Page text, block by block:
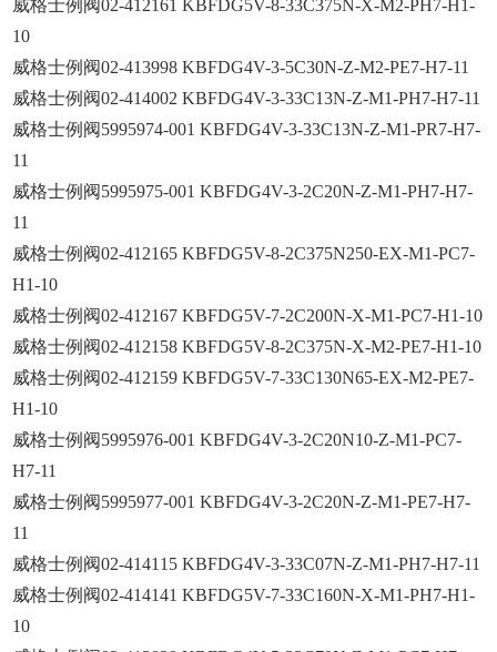
威格士例阀02-412161 KBFDG5V-8-33C375N-X-M2-PH7-H1-
10
威格士例阀02-413998 KBFDG4V-3-5C30N-Z-M2-PE7-H7-11
威格士例阀02-414002 KBFDG4V-3-33C13N-Z-M1-PH7-H7-11
威格士例阀5995974-001 KBFDG4V-3-33C13N-Z-M1-PR7-H7-
11
威格士例阀5995975-001 KBFDG4V-3-2C20N-Z-M1-PH7-H7-
11
威格士例阀02-412165 KBFDG5V-8-2C375N250-EX-M1-PC7-
H1-10
威格士例阀02-412167 KBFDG5V-7-2C200N-X-M1-PC7-H1-10
威格士例阀02-412158 KBFDG5V-8-2C375N-X-M2-PE7-H1-10
威格士例阀02-412159 KBFDG5V-7-33C130N65-EX-M2-PE7-
H1-10
威格士例阀5995976-001 KBFDG4V-3-2C20N10-Z-M1-PC7-
H7-11
威格士例阀5995977-001 KBFDG4V-3-2C20N-Z-M1-PE7-H7-
11
威格士例阀02-414115 KBFDG4V-3-33C07N-Z-M1-PH7-H7-11
威格士例阀02-414141 KBFDG5V-7-33C160N-X-M1-PH7-H1-
10